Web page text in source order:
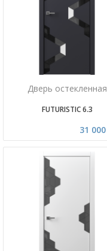
Дверь остекленная
FUTURISTIC 6.3
31